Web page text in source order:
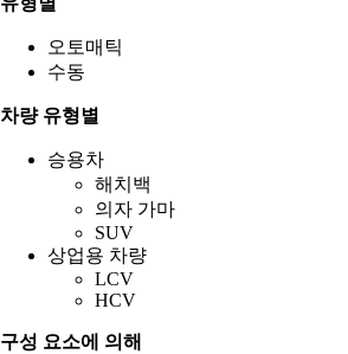
오토매틱
수동
차량 유형별
승용차
해치백
의자 가마
SUV
상업용 차량
LCV
HCV
구성 요소에 의해